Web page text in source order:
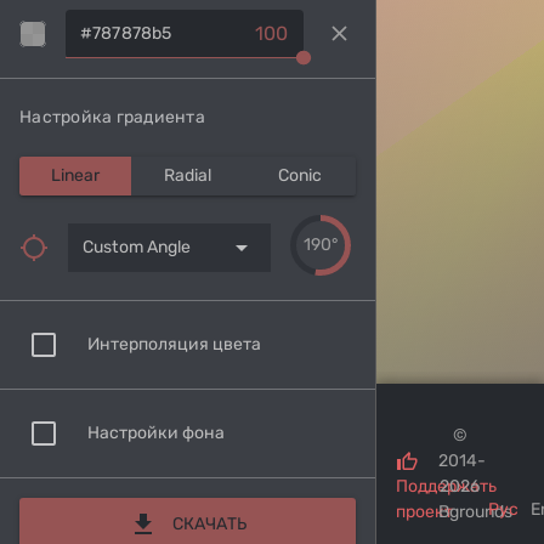
100 clear
Настройка градиента
Linear Radial Conic
Custom Angle arrow_drop_down 190°
Интерполяция цвета
Настройки фона
download СКАЧАТЬ
Поддержать
проект
©
2014-
2026
Bgrounds
Рус